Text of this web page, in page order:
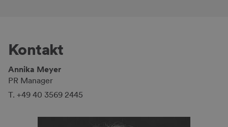
Kontakt
Annika Meyer
PR Manager
T. +49 40 3569 2445